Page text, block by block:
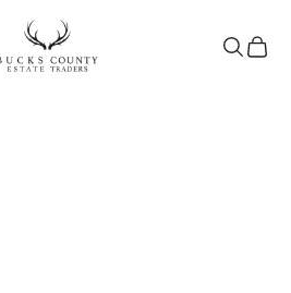
Bucks County Estate Traders
Search
Cart